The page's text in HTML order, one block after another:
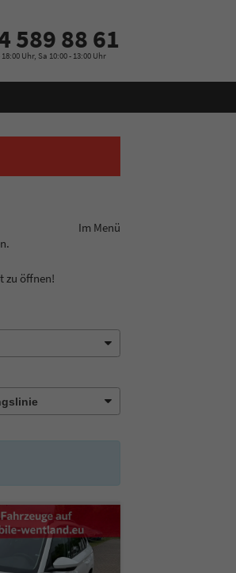
589 88 61
Uhr, Sa 10:00 - 13:00 Uhr
Im Menü
zu öffnen!